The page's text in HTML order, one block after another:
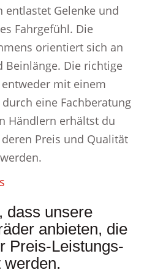
entlastet Gelenke und
Fahrgefühl. Die
orientiert sich an
Beinlänge. Die richtige
mit einem
eine Fachberatung
Händlern erhältst du
Preis und Qualität
dass unsere
anbieten, die
Preis-Leistungs-